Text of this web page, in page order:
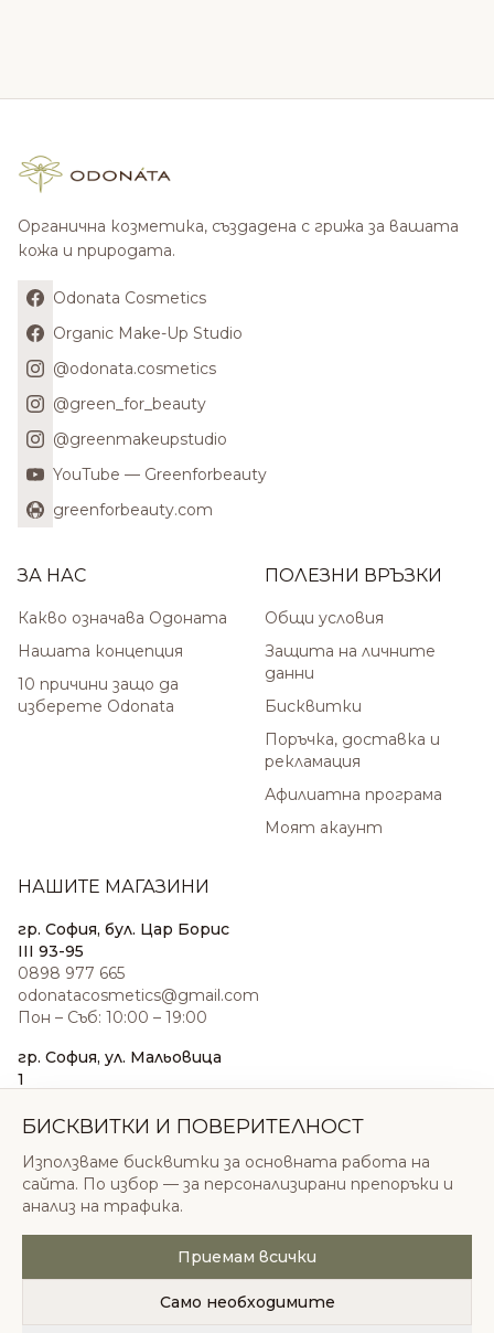
Органична козметика, създадена с грижа за вашата
кожа и природата.
Odonata Cosmetics
Organic Make-Up Studio
@odonata.cosmetics
@green_for_beauty
@greenmakeupstudio
YouTube — Greenforbeauty
greenforbeauty.com
ЗА НАС
Какво означава Одоната
Нашата концепция
10 причини защо да
изберете Odonata
ПОЛЕЗНИ ВРЪЗКИ
Общи условия
Защита на личните
данни
Бисквитки
Поръчка, доставка и
рекламация
Афилиатна програма
Моят акаунт
НАШИТЕ МАГАЗИНИ
гр. София, бул. Цар Борис
III 93-95
0898 977 665
odonatacosmetics@gmail.com
Пон – Съб: 10:00 – 19:00
гр. София, ул. Мальовица
1
sales@odonatacosmetics.com
Нед: 11:00 – 18:00
© 2026 Одоната Козметикс ООД. Всички права
запазени.
Политика за поверителностОбщи условия
БИСКВИТКИ И ПОВЕРИТЕЛНОСТ
Използваме бисквитки за основната работа на
сайта. По избор — за персонализирани препоръки и
анализ на трафика.
Приемам всички
Само необходимите